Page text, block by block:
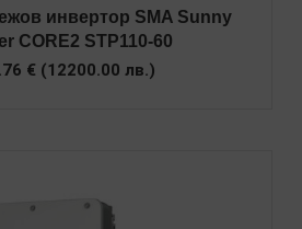
инвертор SMA Sunny
CORE2 STP110-60
€ (12200.00 лв.)